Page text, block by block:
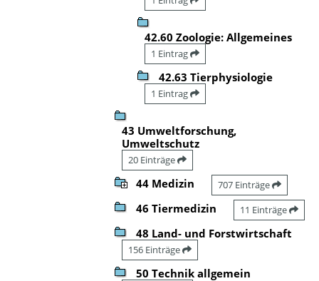
42.60 Zoologie: Allgemeines
1 Eintrag
42.63 Tierphysiologie
1 Eintrag
43 Umweltforschung,
Umweltschutz
20 Einträge
44 Medizin 707 Einträge
46 Tiermedizin 11 Einträge
48 Land- und Forstwirtschaft
156 Einträge
50 Technik allgemein